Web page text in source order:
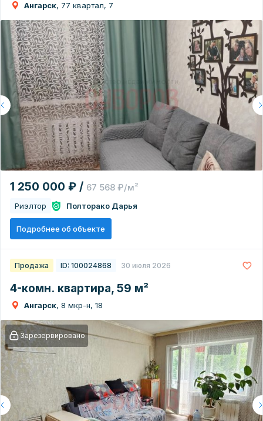
Ангарск, 77 квартал, 7
1 250 000 ₽ / 67 568 ₽/м²
Риэлтор Полторако Дарья
Подробнее об объекте
Продажа ID: 100024868 30 июля 2026
4-комн. квартира, 59 м²
Ангарск, 8 мкр-н, 18
Зарезервировано